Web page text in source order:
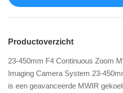
Productoverzicht
23-450mm F4 Continuous Zoom
Imaging Camera System 23-
is een geavanceerde MWIR